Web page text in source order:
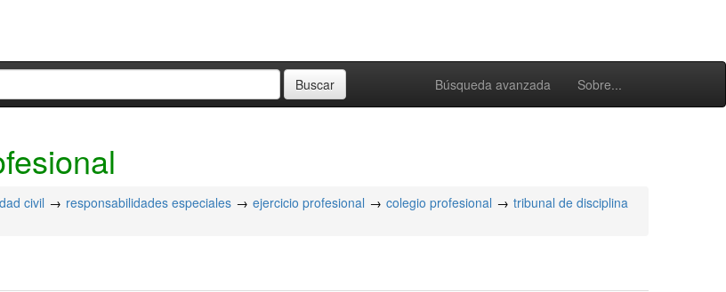
Búsqueda avanzada Sobre...
civil responsabilidades especiales ejercicio profesional colegio profesional
tribunal de disciplina